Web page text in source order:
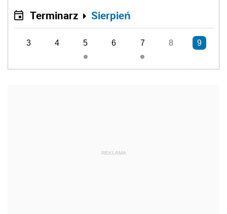
Terminarz Sierpień
3 4 5 6 7 8 9
REKLAMA